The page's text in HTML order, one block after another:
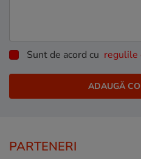
Sunt de acord cu regulile
PARTENERI